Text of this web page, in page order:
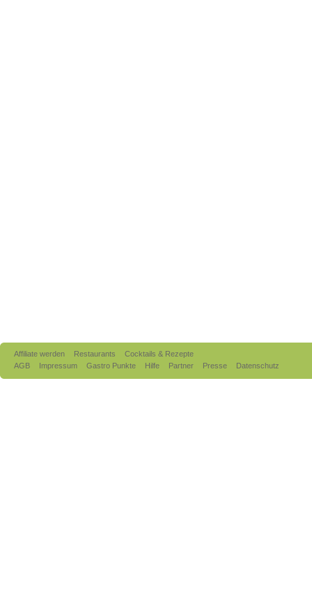
Affiliate werden Restaurants
Cocktails & Rezepte
AGB
Impressum Gastro Punkte Hilfe Partner Presse Datenschutz